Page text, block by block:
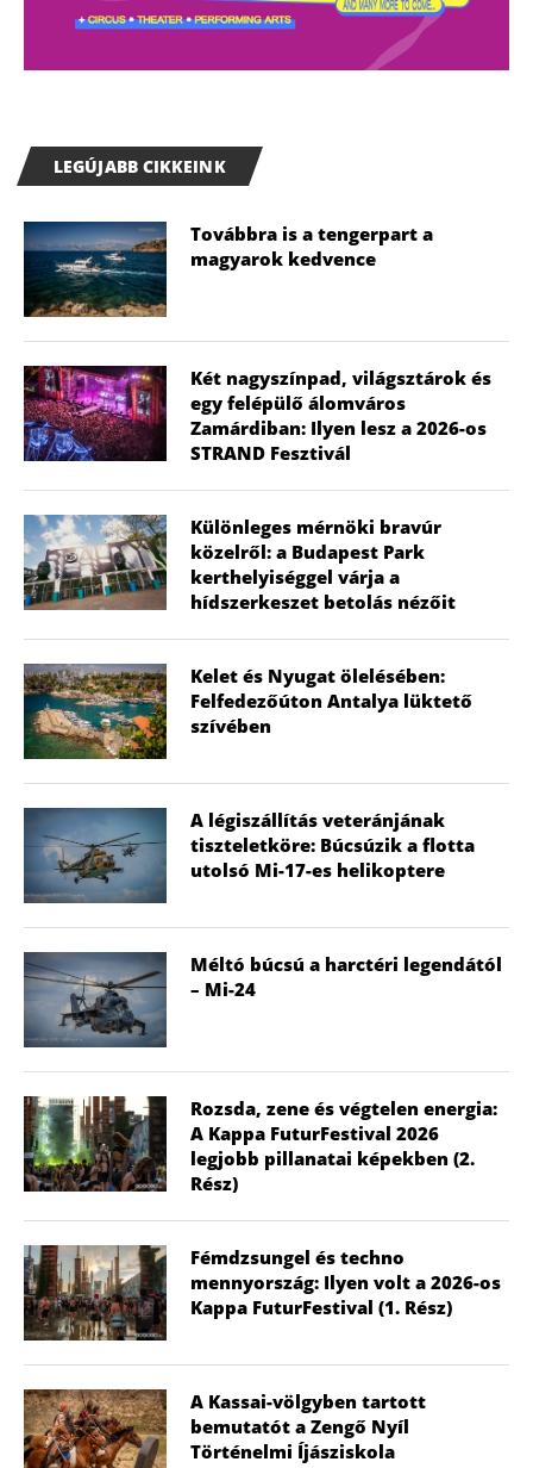
LEGÚJABB CIKKEINK
Továbbra is a tengerpart a
magyarok kedvence
Két nagyszínpad, világsztárok és
egy felépülő álomváros
Zamárdiban: Ilyen lesz a 2026-os
STRAND Fesztivál
Különleges mérnöki bravúr
közelről: a Budapest Park
kerthelyiséggel várja a
hídszerkeszet betolás nézőit
Kelet és Nyugat ölelésében:
Felfedezőúton Antalya lüktető
szívében
A légiszállítás veteránjának
tiszteletköre: Búcsúzik a flotta
utolsó Mi-17-es helikoptere
Méltó búcsú a harctéri legendától
– Mi-24
Rozsda, zene és végtelen energia:
A Kappa FuturFestival 2026
legjobb pillanatai képekben (2.
Rész)
Fémdzsungel és techno
mennyország: Ilyen volt a 2026-os
Kappa FuturFestival (1. Rész)
A Kassai-völgyben tartott
bemutatót a Zengő Nyíl
Történelmi Íjásziskola